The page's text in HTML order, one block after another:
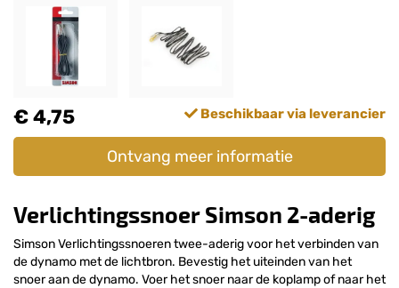
€ 4,75 Beschikbaar via leverancier
Ontvang meer informatie
Verlichtingssnoer Simson 2-aderig
Simson Verlichtingssnoeren twee-aderig voor het verbinden van
de dynamo met de lichtbron. Bevestig het uiteinden van het
snoer aan de dynamo. Voer het snoer naar de koplamp of naar het